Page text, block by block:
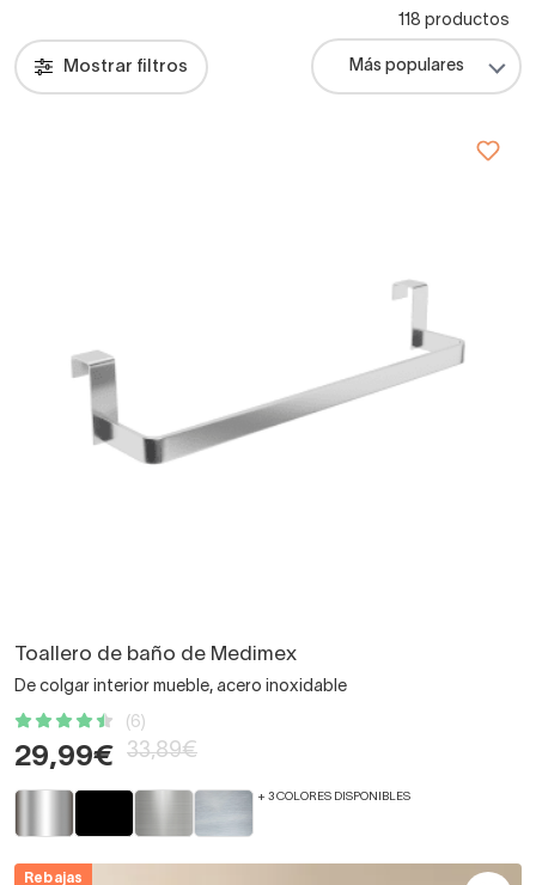
Mostrar filtros
118 productos
Toallero de baño de Medimex
De colgar interior mueble, acero inoxidable
(6)
29,99€ 33,89€
+ 3 COLORES DISPONIBLES
Rebajas